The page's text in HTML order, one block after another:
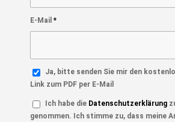
E-Mail *
Ja, bitte senden Sie mir den
Link zum PDF per E-Mail
Ich habe die Datenschutzerklärung
genommen. Ich stimme zu, dass meine